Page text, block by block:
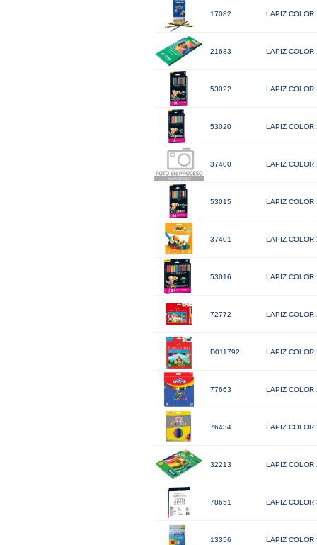
17082 LAPIZ COLOR
21683 LAPIZ COLOR
53022 LAPIZ COLOR
53020 LAPIZ COLOR
37400 LAPIZ COLOR
53015 LAPIZ COLOR
37401 LAPIZ COLOR
53016 LAPIZ COLOR
72772 LAPIZ COLOR
D011792 LAPIZ COLOR
77663 LAPIZ COLOR
76434 LAPIZ COLOR
32213 LAPIZ COLOR
78651 LAPIZ COLOR
13356 LAPIZ COLOR